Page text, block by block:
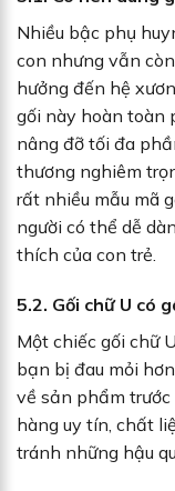
Nhiều bậc phụ
con nhưng vẫn
hưởng đến hệ
gối này hoàn toàn
nâng đỡ tối đa
thương nghiêm
rất nhiều mẫu mã
người có thể dễ
thích của con trẻ.
5.2. Gối chữ U có
Một chiếc gối chữ
bạn bị đau mỏi
về sản phẩm trước
hàng uy tín, chất
tránh những hậu